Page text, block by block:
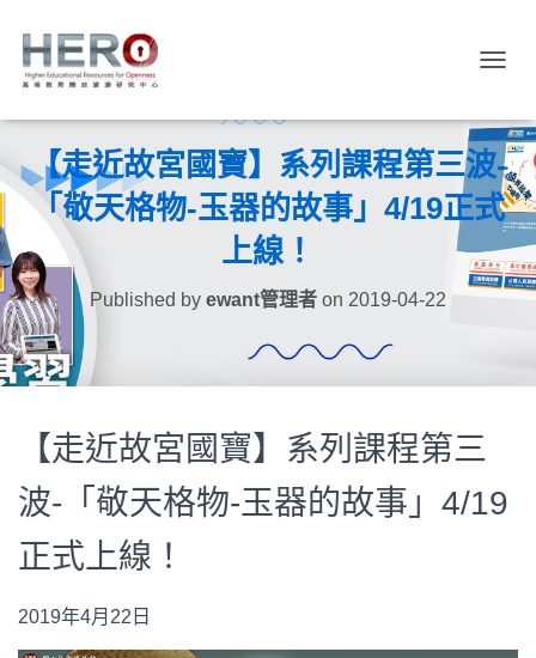
【走近故宮國寶】系列課程第三波-
「敬天格物-玉器的故事」4/19正式
上線！
Published by ewant管理者 on 2019-04-22
【走近故宮國寶】系列課程第三
波-「敬天格物-玉器的故事」4/19
正式上線！
2019年4月22日